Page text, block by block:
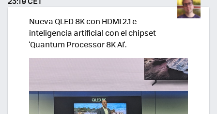
R
Nueva QLED 8K con HDMI 2.1 e
inteligencia artificial con el chipset
'Quantum Processor 8K AI'.